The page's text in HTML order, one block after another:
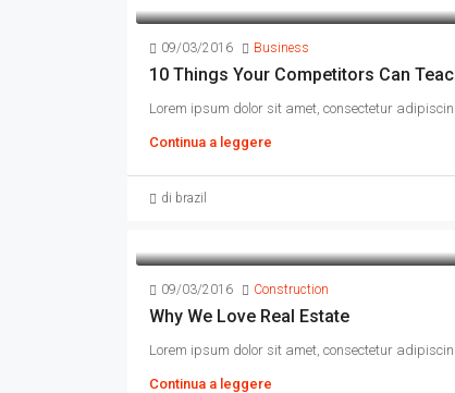
09/03/2016 Business
10 Things Your Competitors Can
Lorem ipsum dolor sit amet, consectetur
Continua a leggere
di brazil
09/03/2016 Construction
Why We Love Real Estate
Lorem ipsum dolor sit amet, consectetur
Continua a leggere